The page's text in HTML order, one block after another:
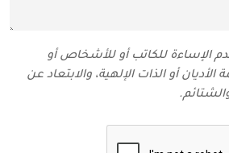
الإساءة للكاتب أو للأشخاص أو
أو الذات الإلهية، والابتعاد عن